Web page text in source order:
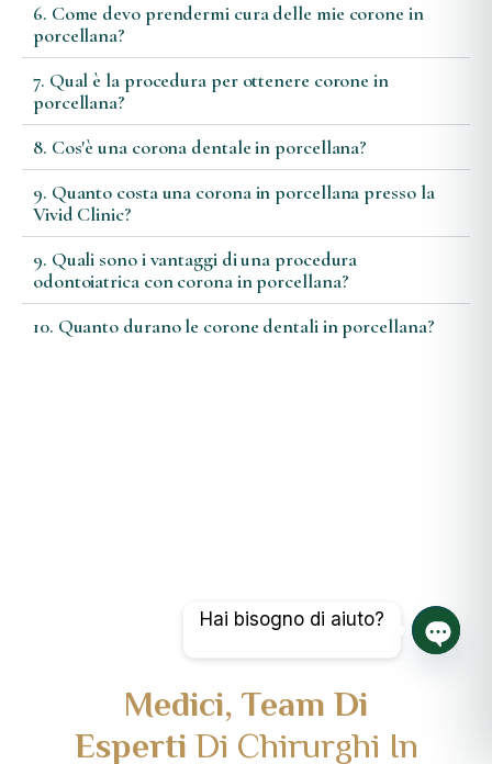
6. Come devo prendermi cura delle mie corone in
porcellana?
7. Qual è la procedura per ottenere corone in
porcellana?
8. Cos'è una corona dentale in porcellana?
9. Quanto costa una corona in porcellana presso la
Vivid Clinic?
9. Quali sono i vantaggi di una procedura
odontoiatrica con corona in porcellana?
10. Quanto durano le corone dentali in porcellana?
Medici, Team Di
EspertiDi Chirurghi In
Hai bisogno di aiuto?